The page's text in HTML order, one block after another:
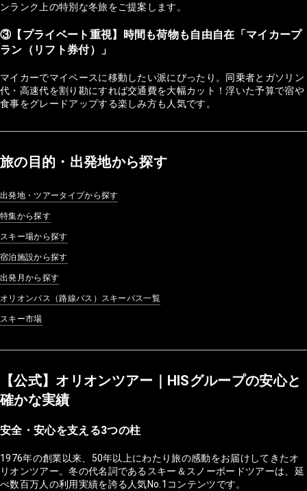
ンランク上の特別な冬旅をご提案します。
③【プライベート重視】時間も荷物も自由自在「マイカープ
ラン（リフト券付）」
マイカーでマイペースに移動したい派にぴったり。同乗者とガソリン
代・高速代を割り勘にすれば交通費を大幅カット！浮いた予算で宿や
食事をグレードアップする楽しみ方も人気です。
旅の目的・出発地から探す
出発地・ツアータイプから探す
特集から探す
スキー場から探す
宿泊施設から探す
出発月から探す
オリオンバス（路線バス）スキーバス一覧
スキー市場
【公式】オリオンツアー｜HISグループの安心と
確かな実績
安全・安心を支える3つの柱
1976年の創業以来、50年以上にわたり旅の感動をお届けしてきたオ
リオンツアー。冬の代名詞であるスキー＆スノーボードツアーは、延
べ数百万人の利用実績を誇る人気No.1コンテンツです。